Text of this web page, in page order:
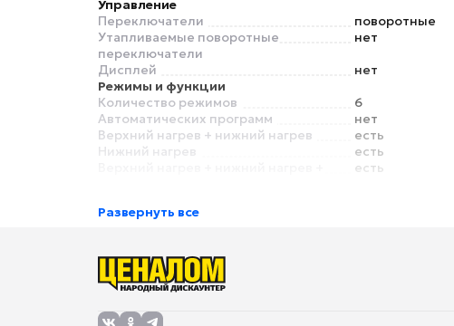
Управление
Переключатели
поворотные
Утапливаемые поворотные
переключатели
нет
Дисплей
нет
Режимы и функции
Количество режимов
6
Автоматических программ
нет
Верхний нагрев + нижний нагрев
есть
Нижний нагрев
есть
есть
Большой гриль (двойной гриль)
Умный дом
Экосистема Умного дома
Безопасность
Газ-контроль
Развернуть все